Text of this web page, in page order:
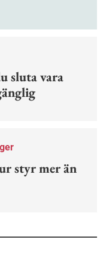
beteende på
sluta vara
styr mer än